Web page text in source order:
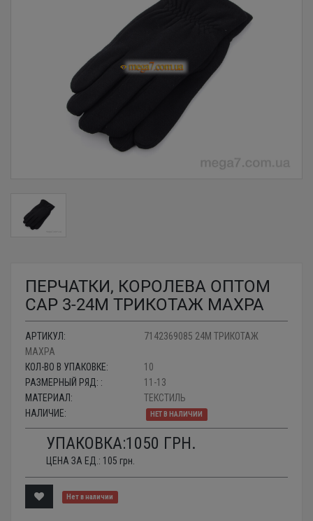
ПЕРЧАТКИ, КОРОЛЕВА ОПТОМ
CAP 3-24М ТРИКОТАЖ МАХРА
АРТИКУЛ:
7142369085 24М ТРИКОТАЖ
МАХРА
КОЛ-ВО В УПАКОВКЕ:
10
РАЗМЕРНЫЙ РЯД: :
11-13
МАТЕРИАЛ:
ТЕКСТИЛЬ
НАЛИЧИЕ:
НЕТ В НАЛИЧИИ
УПАКОВКА:1050 ГРН.
ЦЕНА ЗА ЕД.: 105 грн.
Нет в наличии